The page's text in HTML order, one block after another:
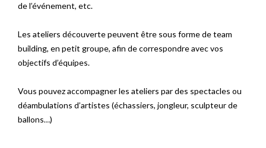
de l’événement, etc.
Les ateliers découverte peuvent être sous forme de team
building, en petit groupe, afin de correspondre avec vos
objectifs d’équipes.
Vous pouvez accompagner les ateliers par des spectacles ou
déambulations d’artistes (échassiers, jongleur, sculpteur de
ballons…)